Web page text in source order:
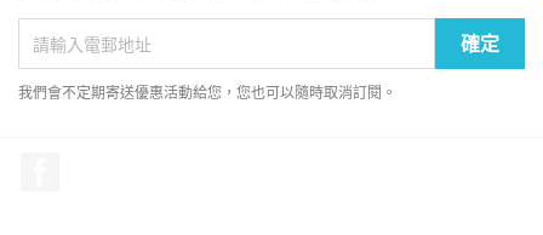
我們會不定期寄送優惠活動給您，您也可以隨時取消訂閱。